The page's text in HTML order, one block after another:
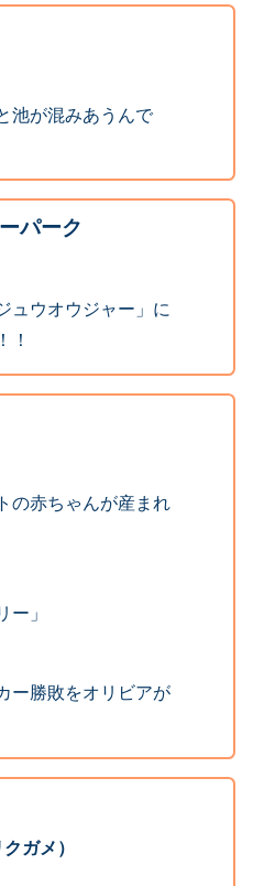
池が混みあうんで
パーク
ュウオウジャー」に
！
の赤ちゃんが産まれ
ー」
ー勝敗をオリビアが
ガメ）